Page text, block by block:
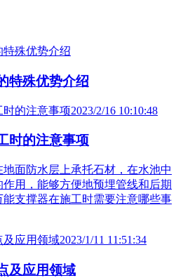
特殊优势介绍
2023/2/16 10:10:48
时的注意事项
面防水层上承托石材，在水池中
用，能够方便地预埋管线和后期
支撑器在施工时需要注意哪些事
2023/1/11 11:51:34
及应用领域